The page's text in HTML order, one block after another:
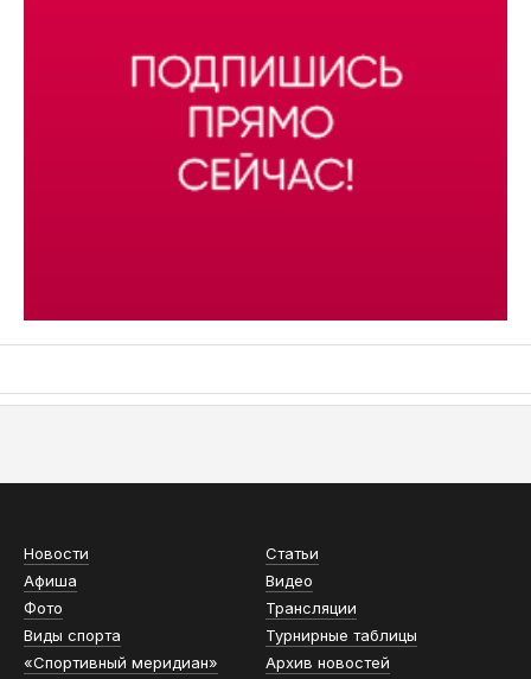
Новости
Статьи
Афиша
Видео
Фото
Трансляции
Виды спорта
Турнирные таблицы
«Спортивный меридиан»
Архив новостей